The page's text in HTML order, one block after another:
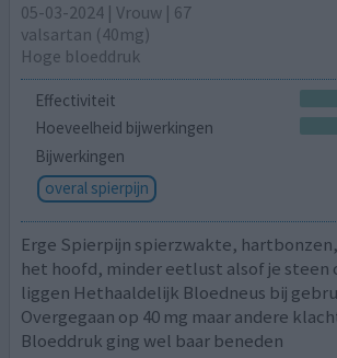
05-03-2024 | Vrouw | 67
valsartan (40mg)
Hoge bloeddruk
Effectiviteit
Hoeveelheid bijwerkingen
Bijwerkingen
overal spierpijn
Erge Spierpijn spierzwakte,
het hoofd, minder eetlust alsof je steen
liggen Hethaaldelijk Bloedneus bij
Overgegaan op 40 mg maar andere
Bloeddruk ging wel baar beneden